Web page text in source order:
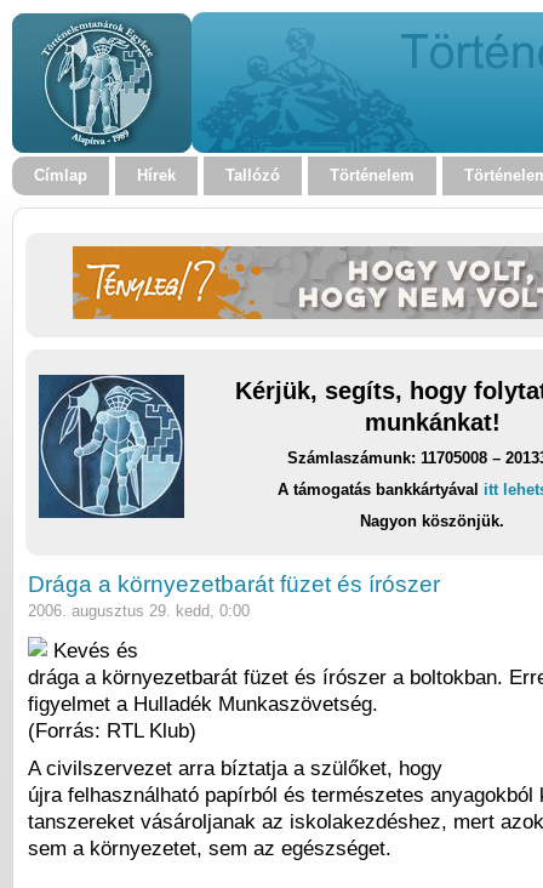
Címlap Hírek Tallózó Történelem
Kérjük, segíts, hogy
munkánkat!
Számlaszámunk: 11705008 –
A támogatás bankkártyával itt
Nagyon köszönjük.
Drága a környezetbarát füzet és írószer
2006. augusztus 29. kedd, 0:00
Kevés és
drága a környezetbarát füzet és írószer a boltokban.
figyelmet a Hulladék Munkaszövetség.
(Forrás: RTL Klub)
A civilszervezet arra bíztatja a szülőket, hogy
újra felhasználható papírból és természetes anyagokból
tanszereket vásároljanak az iskolakezdéshez, mert
sem a környezetet, sem az egészséget.